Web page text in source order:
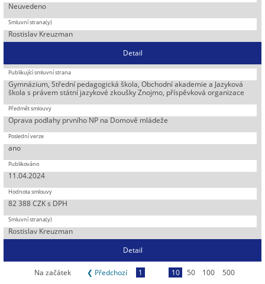
Neuvedeno
Rostislav Kreuzman
Detail
Gymnázium, Střední pedagogická škola, Obchodní akademie a Jazyková
škola s právem státní jazykové zkoušky Znojmo, příspěvková organizace
Oprava podlahy prvního NP na Domově mládeže
ano
11.04.2024
82 388 CZK s DPH
Rostislav Kreuzman
Detail
Na začátek ❮ Předchozí 1 10 50 100 500